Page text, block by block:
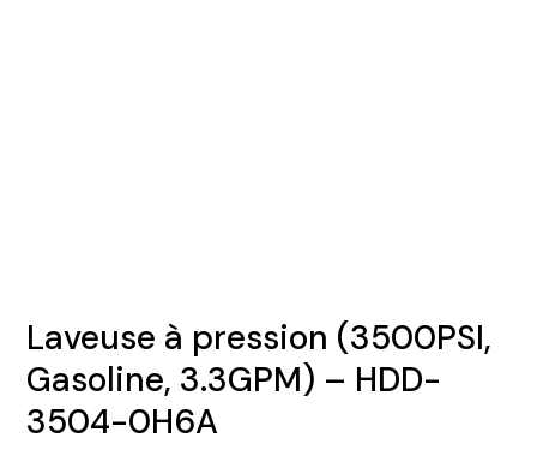
Laveuse à pression (3500PSI,
Gasoline, 3.3GPM) – HDD-
3504-0H6A